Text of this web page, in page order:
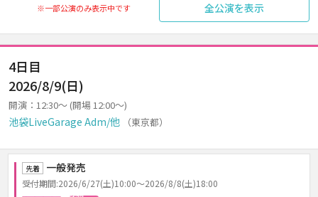
※一部公演のみ表示中です 全公演を表示
4日目
2026/8/9(日)
開演：12:30～ (開場 12:00～)
池袋LiveGarage Adm/他 （東京都）
先着 一般発売
受付期間:2026/6/27(土)10:00～2026/8/8(土)18:00